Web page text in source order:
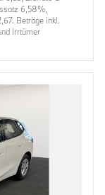
6,58%,
Beträge inkl.
Irrtümer